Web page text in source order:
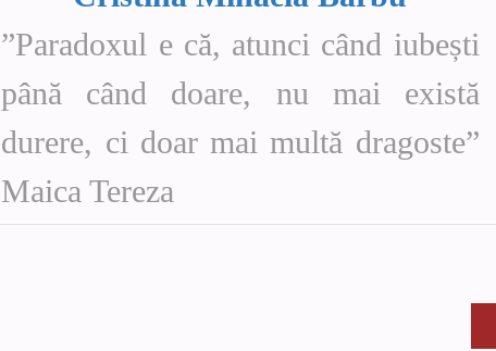
”Paradoxul e că, atunci când iubești
până când doare, nu mai există
durere, ci doar mai multă dragoste”
Maica Tereza